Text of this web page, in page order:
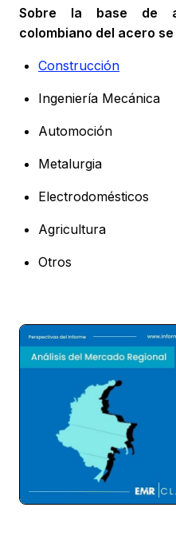
Sobre la base de
colombiano del acero
Construcción
Ingeniería Mecánica
Automoción
Metalurgia
Electrodomésticos
Agricultura
Otros